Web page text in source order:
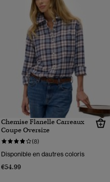
Chemise Flanelle Carreaux
Coupe Oversize
(8)
Disponible en dautres coloris
€54.99